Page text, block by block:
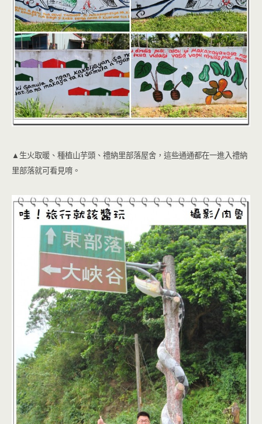
▲生火取暖、種植山芋頭、禮納里部落屋舍，這些通通都在一進入禮納
里部落就可看見唷。